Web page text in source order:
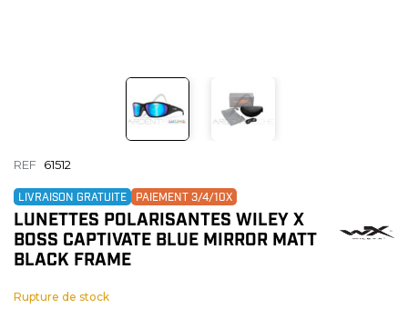
REF 61512
LIVRAISON GRATUITE PAIEMENT 3/4/10X
LUNETTES POLARISANTES WILEY X
BOSS CAPTIVATE BLUE MIRROR MATT
BLACK FRAME
Rupture de stock